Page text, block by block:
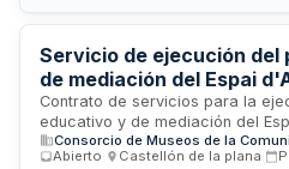
mínimo y gestionar
Servicio de ejecución
de mediación del Espai
Castelló
Contrato de servicios para la
educativo y de mediación del
Castelló. El procedimiento de
conforme a la Ley 9/2017 de
Consorcio de Museos de la
Abierto
Castellón de la plana